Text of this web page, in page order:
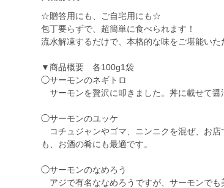
☆贈答用にも、ご自宅用にも☆
包丁要らずで、超簡単に食べられます！
流水解凍するだけで、本格的な味をご堪能いた
▼商品概要 各100g1袋
◯サーモンのネギトロ
サーモンを贅沢に叩きました。丼に載せて醤
◯サーモンのユッケ
コチュジャンやゴマ、ニンニクを混ぜ、お
も、お酒の肴にも最適です。
◯サーモンのなめろう
アジで有名ななめろうですが、サーモンでも